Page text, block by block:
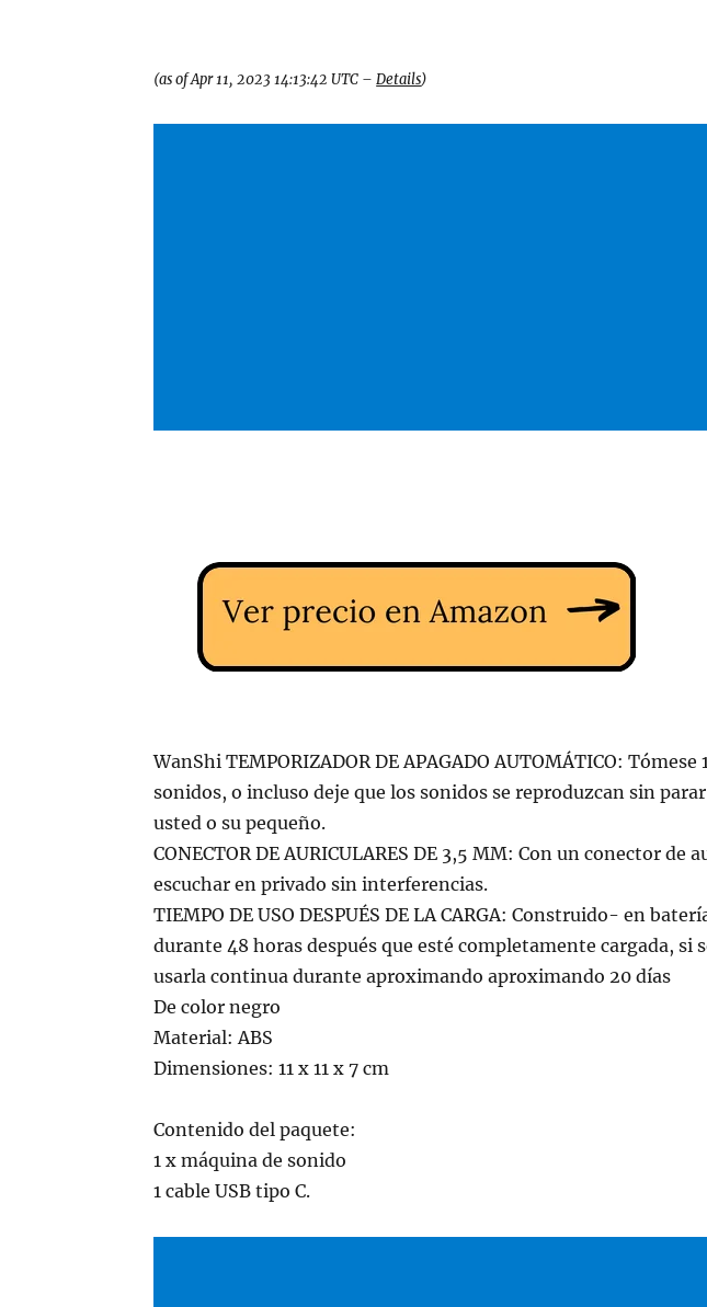
(as of Apr 11, 2023 14:13:42 UTC – Details)
WanShi TEMPORIZADOR DE APAGADO AUTOMÁTICO:
sonidos, o incluso deje que los sonidos se reproduzcan sin
usted o su pequeño.
CONECTOR DE AURICULARES DE 3,5 MM: Con un conector
escuchar en privado sin interferencias.
TIEMPO DE USO DESPUÉS DE LA CARGA: Construido- en
durante 48 horas después que esté completamente cargada, si
usarla continua durante aproximando aproximando 20 días
De color negro
Material: ABS
Dimensiones: 11 x 11 x 7 cm
Contenido del paquete:
1 x máquina de sonido
1 cable USB tipo C.